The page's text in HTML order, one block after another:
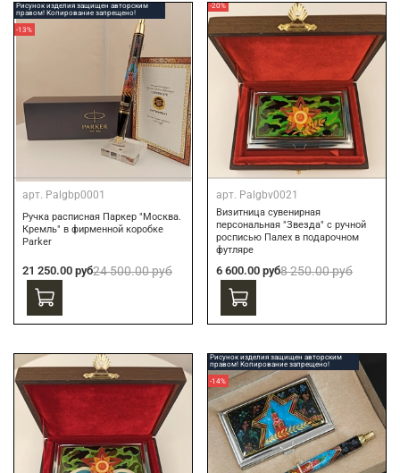
Рисунок изделия защищен авторским
правом! Копирование запрещено!
-13%
арт. Palgbp0001
Ручка расписная Паркер "Москва.
Кремль" в фирменной коробке
Parker
21 250.00 руб24 500.00 руб
-20%
арт. Palgbv0021
Визитница сувенирная
персональная "Звезда" с ручной
росписью Палех в подарочном
футляре
6 600.00 руб8 250.00 руб
Рисунок изделия защищен авторским
правом! Копирование запрещено!
-14%